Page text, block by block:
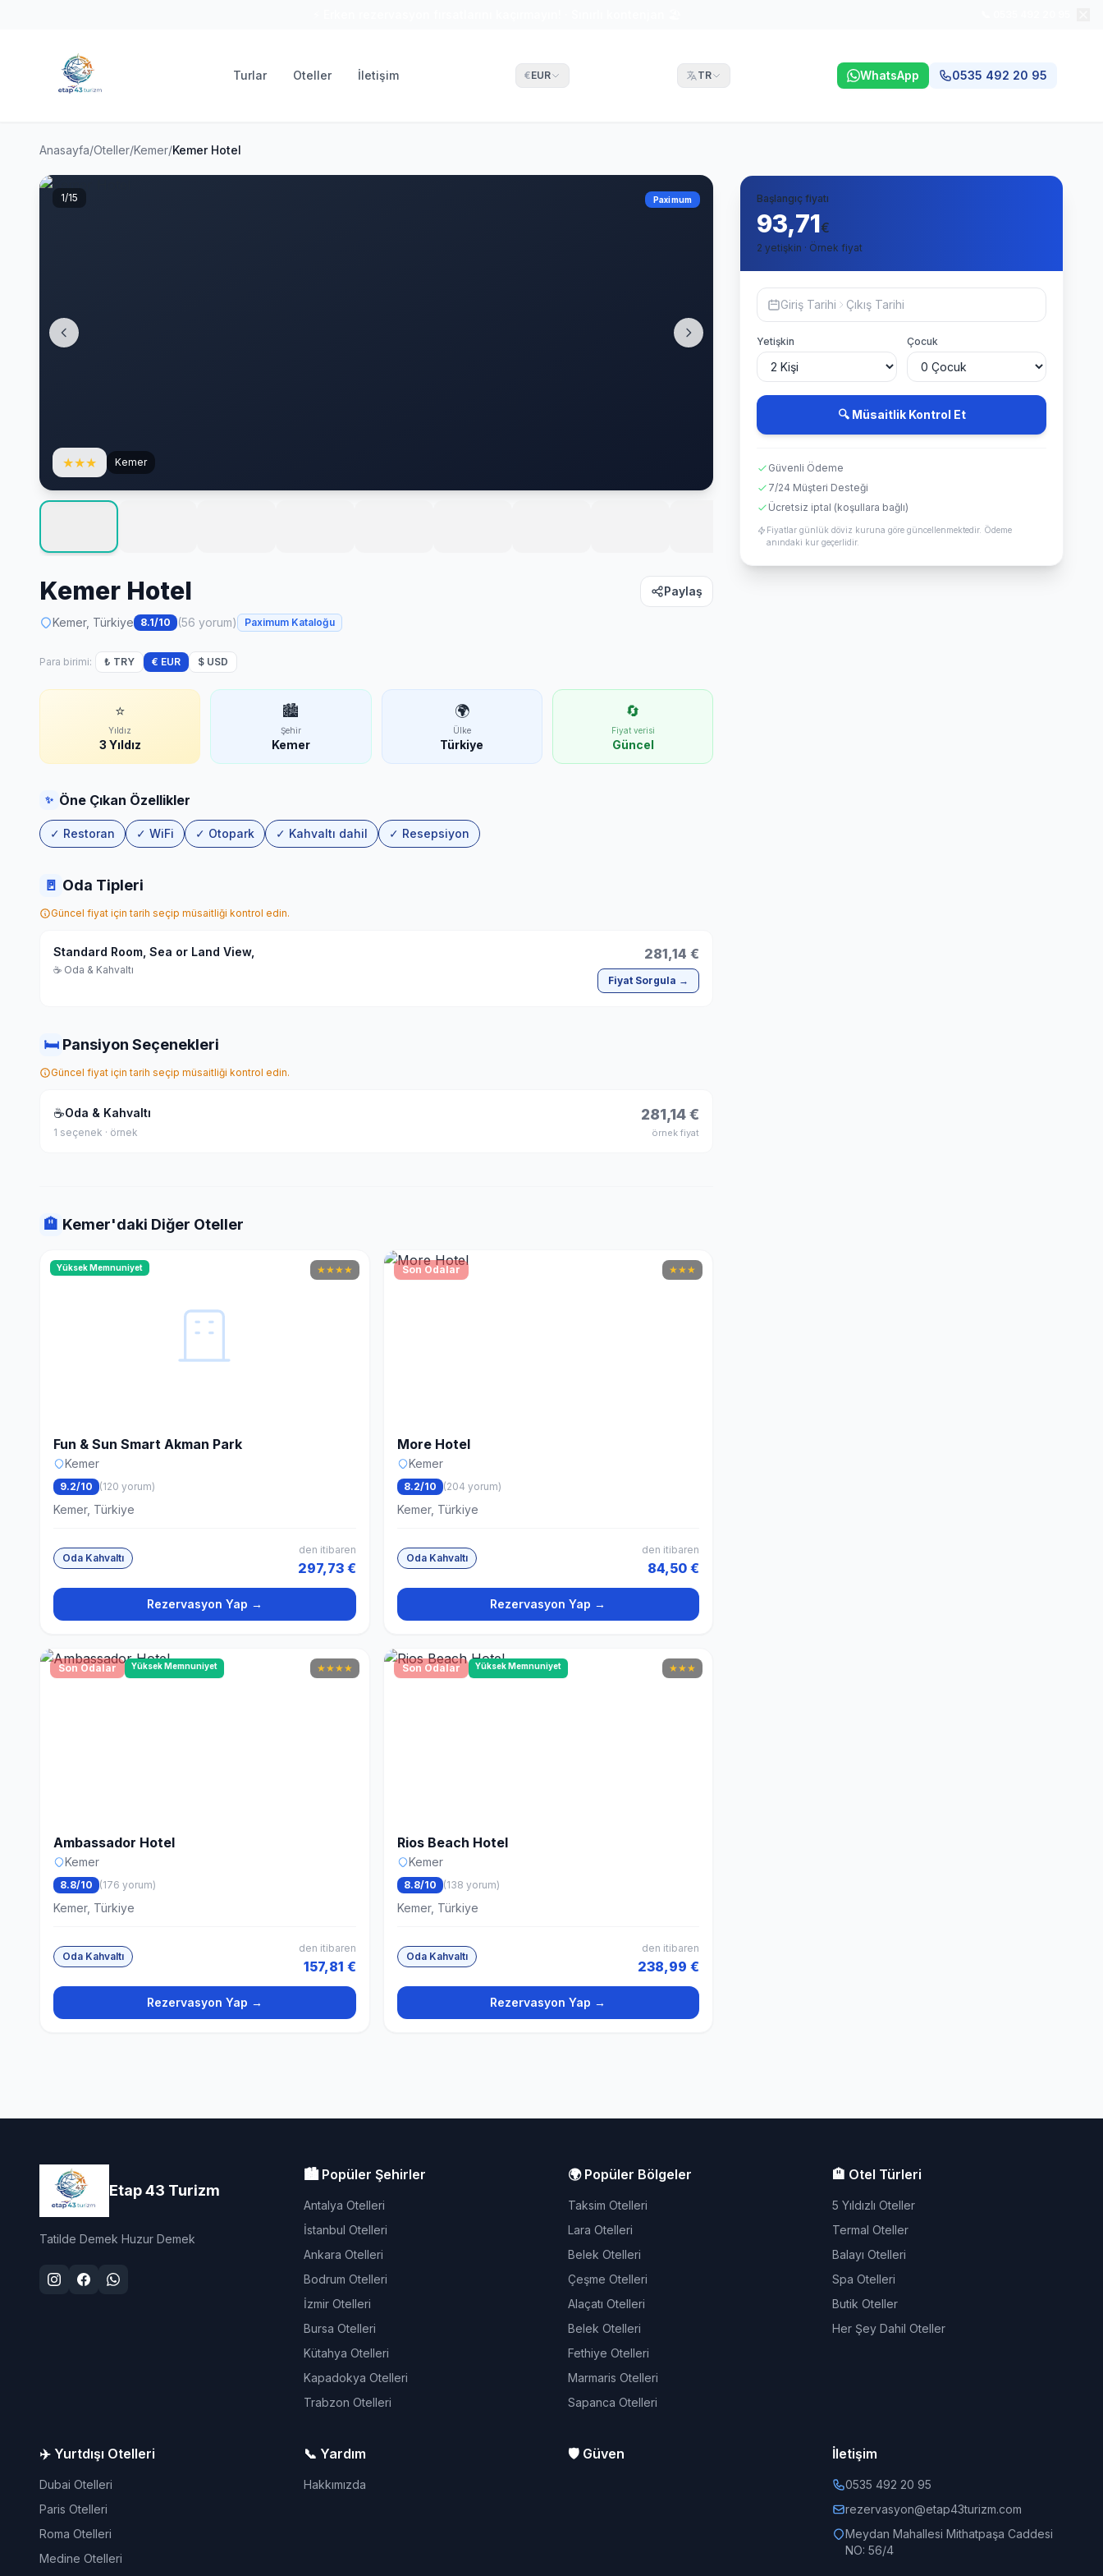
Turlar Oteller İletişim €EUR TR WhatsApp 0535 492 20 95
Anasayfa/Oteller/Kemer/Kemer Hotel
★★★ Kemer
Paximum
1/15
Kemer Hotel Paylaş
Kemer, Türkiye 8.1/10 (56 yorum) Paximum Kataloğu
Para birimi: ₺ TRY € EUR $ USD
⭐
Yıldız
3 Yıldız
🏙
Şehir
Kemer
🌍
Ülke
Türkiye
🔄
Fiyat verisi
Güncel
✨ Öne Çıkan Özellikler
✓ Restoran ✓ WiFi ✓ Otopark ✓ Kahvaltı dahil ✓ Resepsiyon
🚪 Oda Tipleri
Güncel fiyat için tarih seçip müsaitliği kontrol edin.
Standard Room, Sea or Land View,
☕ Oda & Kahvaltı
281,14 €
Fiyat Sorgula →
🛏 Pansiyon Seçenekleri
Güncel fiyat için tarih seçip müsaitliği kontrol edin.
☕Oda & Kahvaltı
1 seçenek · örnek
281,14 €
örnek fiyat
🏨 Kemer'daki Diğer Oteller
Yüksek Memnuniyet ★★★★
Fun & Sun Smart Akman Park
Kemer
9.2/10 (120 yorum)
Kemer, Türkiye
Oda Kahvaltı
den itibaren
297,73 €
Rezervasyon Yap →
Son Odalar ★★★
More Hotel
Kemer
8.2/10 (204 yorum)
Kemer, Türkiye
Oda Kahvaltı
den itibaren
84,50 €
Rezervasyon Yap →
Son Odalar Yüksek Memnuniyet ★★★★
Ambassador Hotel
Kemer
8.8/10 (176 yorum)
Kemer, Türkiye
Oda Kahvaltı
den itibaren
157,81 €
Rezervasyon Yap →
Son Odalar Yüksek Memnuniyet ★★★
Rios Beach Hotel
Kemer
8.8/10 (138 yorum)
Kemer, Türkiye
Oda Kahvaltı
den itibaren
238,99 €
Rezervasyon Yap →
Başlangıç fiyatı
93,71€
2 yetişkin · Örnek fiyat
Giriş Tarihi Çıkış Tarihi
Yetişkin Çocuk
🔍 Müsaitlik Kontrol Et
Güvenli Ödeme
7/24 Müşteri Desteği
Ücretsiz iptal (koşullara bağlı)
Fiyatlar günlük döviz kuruna göre güncellenmektedir. Ödeme
anındaki kur geçerlidir.
Etap 43 Turizm
Tatilde Demek Huzur Demek
🏙️ Popüler Şehirler
Antalya Otelleri
İstanbul Otelleri
Ankara Otelleri
Bodrum Otelleri
İzmir Otelleri
Bursa Otelleri
Kütahya Otelleri
Kapadokya Otelleri
Trabzon Otelleri
🌍 Popüler Bölgeler
Taksim Otelleri
Lara Otelleri
Belek Otelleri
Çeşme Otelleri
Alaçatı Otelleri
Belek Otelleri
Fethiye Otelleri
Marmaris Otelleri
Sapanca Otelleri
🏨 Otel Türleri
5 Yıldızlı Oteller
Termal Oteller
Balayı Otelleri
Spa Otelleri
Butik Oteller
Her Şey Dahil Oteller
✈️ Yurtdışı Otelleri
Dubai Otelleri
Paris Otelleri
Roma Otelleri
Medine Otelleri
📞 Yardım
Hakkımızda
🛡️ Güven İletişim
0535 492 20 95
rezervasyon@etap43turizm.com
Meydan Mahallesi Mithatpaşa Caddesi
NO: 56/4